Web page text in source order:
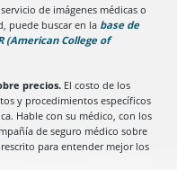
de imágenes médicas o
puede buscar en la base de
(American College of
navegador)
precios. El costo de los
y procedimientos específicos
Hable con su médico, con los
de seguro médico sobre
para entender mejor los